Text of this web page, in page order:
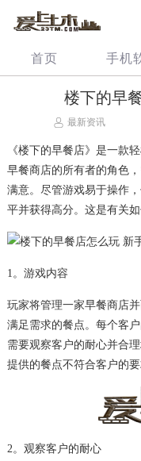
首页 手机
楼下的早
最新资讯
《楼下的早餐店》是一款
早餐商店的所有者的角色
满意。尽管游戏易于操作
平并获得高分。这是有关
1。游戏内容
玩家将管理一家早餐商店
满足需求的餐点。每个客
需要观察客户的耐心并合
提供的餐点不符合客户的
2。观察客户的耐心